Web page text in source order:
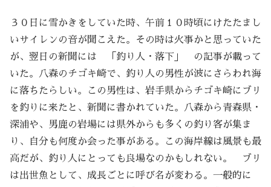
３０日に雪かきをしていた時、午前１０時頃にけたたまし
いサイレンの音が聞こえた。その時は火事かと思っていた
が、翌日の新聞には 「釣り人・落下」 の記事が載って
いた。八森のチゴキ崎で、釣り人の男性が波にさらわれ海
に落ちたらしい。この男性は、岩手県からチゴキ崎にブリ
を釣りに来たと、新聞に書かれていた。八森から青森県・
深浦や、男鹿の岩場には県外からも多くの釣り客が集ま
り、自分も何度か会った事がある。この海岸線は風景も最
高だが、釣り人にとっても良場なのかもしれない。 ブリ
は出世魚として、成長ごとに呼び名が変わる。一般的に